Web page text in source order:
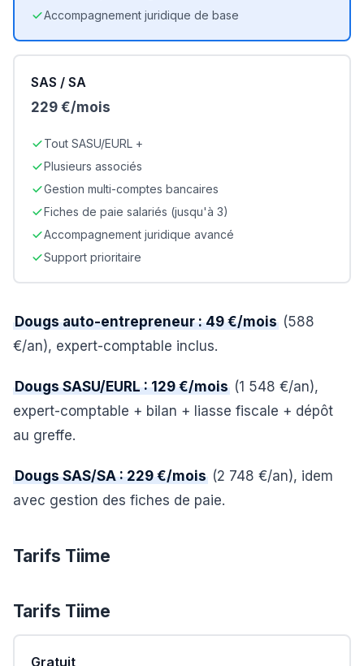
Accompagnement juridique de base
SAS / SA
229 €/mois
Tout SASU/EURL +
Plusieurs associés
Gestion multi-comptes bancaires
Fiches de paie salariés (jusqu'à 3)
Accompagnement juridique avancé
Support prioritaire
Dougs auto-entrepreneur : 49 €/mois (588
€/an), expert-comptable inclus.
Dougs SASU/EURL : 129 €/mois (1 548 €/an),
expert-comptable + bilan + liasse fiscale + dépôt
au greffe.
Dougs SAS/SA : 229 €/mois (2 748 €/an), idem
avec gestion des fiches de paie.
Tarifs Tiime
Tarifs Tiime
Gratuit